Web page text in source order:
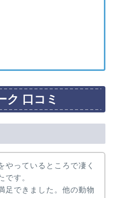
ク 口コミ
やっているところで凄く
です。
足できました。他の動物